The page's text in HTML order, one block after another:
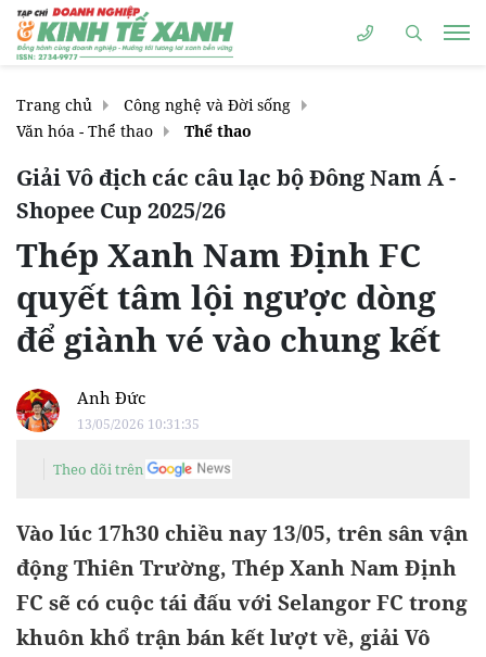
Trang chủ
Công nghệ và Đời sống
Văn hóa - Thể thao
Thể thao
Giải Vô địch các câu lạc bộ Đông Nam Á -
Shopee Cup 2025/26
Thép Xanh Nam Định FC
quyết tâm lội ngược dòng
để giành vé vào chung kết
Anh Đức
13/05/2026 10:31:35
Theo dõi trên
Vào lúc 17h30 chiều nay 13/05, trên sân vận
động Thiên Trường, Thép Xanh Nam Định
FC sẽ có cuộc tái đấu với Selangor FC trong
khuôn khổ trận bán kết lượt về, giải Vô